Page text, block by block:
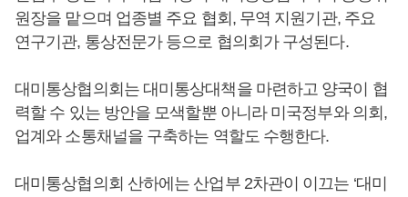
원장을 맡으며 업종별 주요 협회, 무역 지원기관, 주요
연구기관, 통상전문가 등으로 협의회가 구성된다.
대미통상협의회는 대미통상대책을 마련하고 양국이 협
력할 수 있는 방안을 모색할뿐 아니라 미국정부와 의회,
업계와 소통채널을 구축하는 역할도 수행한다.
대미통상협의회 산하에는 산업부 2차관이 이끄는 ‘대미